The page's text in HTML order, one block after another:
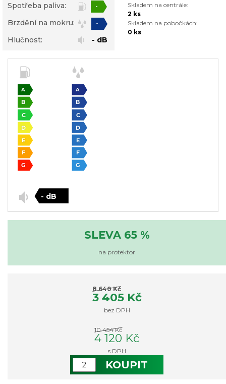
Spotřeba paliva: -
Brzdění na mokru: -
Hlučnost: - dB
Skladem na centrále:
2 ks
Skladem na pobočkách:
0 ks
- dB
SLEVA 65 %
na protektor
8 640 Kč
3 405 Kč
bez DPH
10 454 Kč
4 120 Kč
s DPH
KOUPIT